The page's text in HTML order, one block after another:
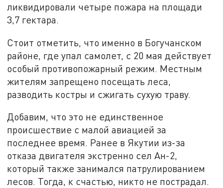
ликвидировали четыре пожара на площади
3,7 гектара.
Стоит отметить, что именно в Богучанском
районе, где упал самолет, с 20 мая действует
особый противопожарный режим. Местным
жителям запрещено посещать леса,
разводить костры и сжигать сухую траву.
Добавим, что это не единственное
происшествие с малой авиацией за
последнее время. Ранее в Якутии из-за
отказа двигателя экстренно сел Ан-2,
который также занимался патрулированием
лесов. Тогда, к счастью, никто не пострадал.